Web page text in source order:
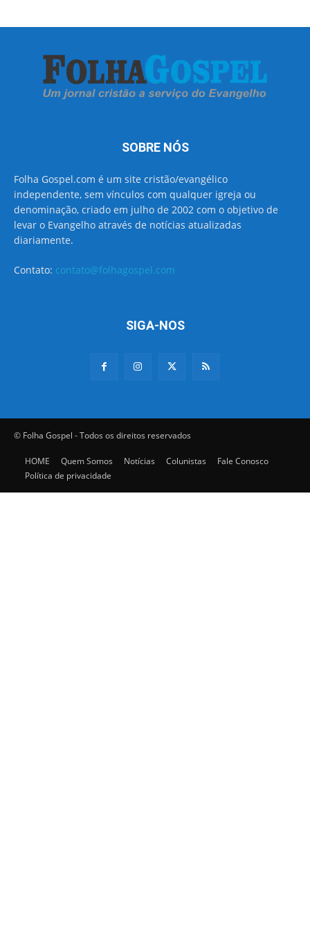
SOBRE NÓS
Folha Gospel.com é um site cristão/evangélico
independente, sem vínculos com qualquer igreja ou
denominação, criado em julho de 2002 com o objetivo de
levar o Evangelho através de notícias atualizadas
diariamente.
Contato: contato@folhagospel.com
SIGA-NOS
© Folha Gospel - Todos os direitos reservados
HOME Quem Somos Notícias Colunistas
Fale Conosco
Política de privacidade